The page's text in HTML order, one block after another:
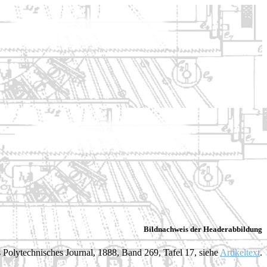
Bildnachweis der Headerabbildung
Polytechnisches Journal, 1888, Band 269, Tafel 17, sieheArtikeltext.